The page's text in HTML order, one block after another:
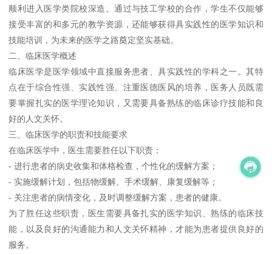
顺利进入医学类院校深造。通过与技工学校的合作，学生不仅能够
接受丰富的和多元的教学资源，还能够获得具实践性的医学知识和
技能培训，为未来的医学之路奠定坚实基础。
二、临床医学概述
临床医学是医学领域中直接服务患者、具实践性的学科之一。其特
点在于综合性强、实践性强、注重医德医风的培养，医务人员既需
要掌握扎实的医学理论知识，又需要具备熟练的临床诊疗技能和良
好的人文关怀。
三、临床医学的职责和技能要求
在临床医学中，医生需要胜任以下职责：
- 进行患者的病史收集和体格检查，个性化的缓解方案；
- 实施缓解计划，包括物缓解、手术缓解、康复缓解等；
- 关注患者的病情变化，及时调整缓解方案，患者的健康。
为了胜任这些职责，医生需要具备扎实的医学知识、熟练的临床技
能，以及良好的沟通能力和人文关怀精神，才能为患者提供良好的
服务。